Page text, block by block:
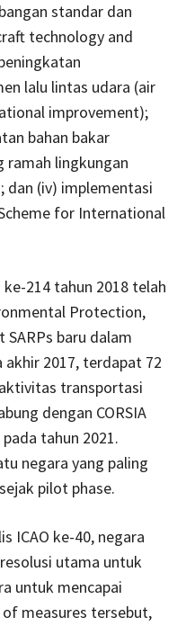
standar dan
technology and
lalu lintas udara (air
improvement);
bahan bakar
ramah lingkungan
dan (iv) implementasi
for International
ke-214 tahun 2018 telah
Protection,
SARPs baru dalam
akhir 2017, terdapat 72
transportasi
dengan CORSIA
tahun 2021.
negara yang paling
pilot phase.
ICAO ke-40, negara
utama untuk
untuk mencapai
measures tersebut,